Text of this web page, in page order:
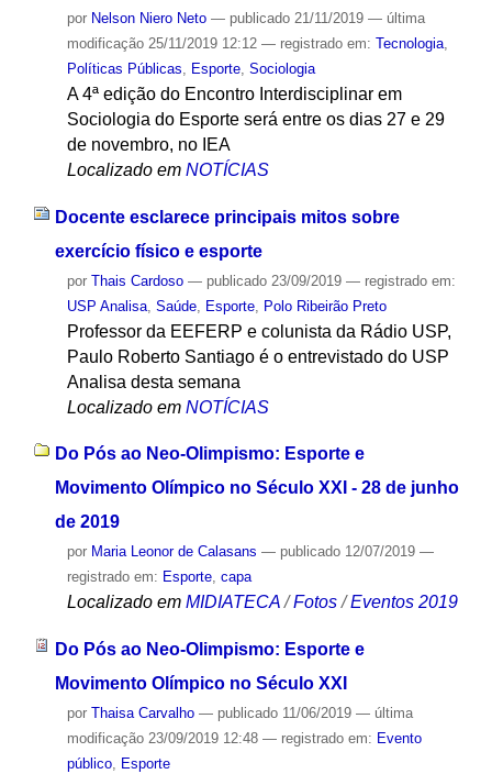
por Nelson Niero Neto — publicado21/11/2019 — última
modificação25/11/2019 12:12 — registrado em: Tecnologia,
Políticas Públicas, Esporte, Sociologia
A 4ª edição do Encontro Interdisciplinar em
Sociologia do Esporte será entre os dias 27 e 29
de novembro, no IEA
Localizado em NOTÍCIAS
Docente esclarece principais mitos sobre
exercício físico e esporte
por Thais Cardoso — publicado23/09/2019 — registrado em:
USP Analisa, Saúde, Esporte, Polo Ribeirão Preto
Professor da EEFERP e colunista da Rádio USP,
Paulo Roberto Santiago é o entrevistado do USP
Analisa desta semana
Localizado em NOTÍCIAS
Do Pós ao Neo-Olimpismo: Esporte e
Movimento Olímpico no Século XXI - 28 de junho
de 2019
por Maria Leonor de Calasans — publicado12/07/2019 —
registrado em: Esporte, capa
Localizado em MIDIATECA /Fotos /Eventos 2019
Do Pós ao Neo-Olimpismo: Esporte e
Movimento Olímpico no Século XXI
por Thaisa Carvalho — publicado11/06/2019 — última
modificação23/09/2019 12:48 — registrado em: Evento
público, Esporte